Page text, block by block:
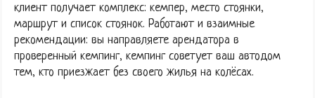
клиент получает комплекс: кемпер, место стоянки,
маршрут и список стоянок. Работают и взаимные
рекомендации: вы направляете арендатора в
проверенный кемпинг, кемпинг советует ваш автодом
тем, кто приезжает без своего жилья на колёсах.